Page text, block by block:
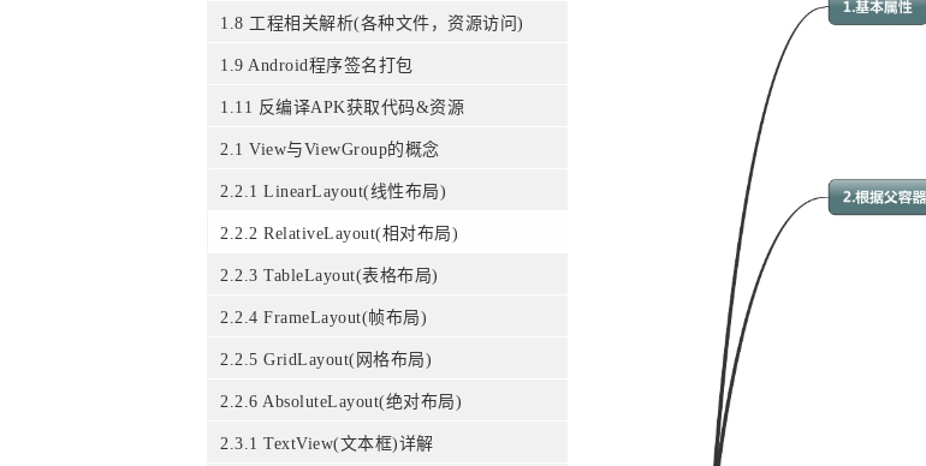
1.8 工程相关解析(各种文件，资源访问)
1.9 Android程序签名打包
1.11 反编译APK获取代码&资源
2.1 View与ViewGroup的概念
2.2.1 LinearLayout(线性布局)
2.2.2 RelativeLayout(相对布局)
2.2.3 TableLayout(表格布局)
2.2.4 FrameLayout(帧布局)
2.2.5 GridLayout(网格布局)
2.2.6 AbsoluteLayout(绝对布局)
2.3.1 TextView(文本框)详解